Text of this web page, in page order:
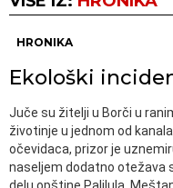
HRONIKA
Ekološki
Juče su žitelji u Borči u
životinje u jednom od
očevidaca, prizor je
naseljem dodatno otežava
delu opštine Palilula.